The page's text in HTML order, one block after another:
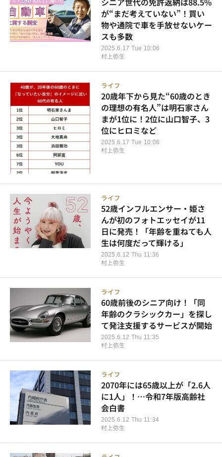
2025.6.17 Tue 10:06
が“まだ考えていない”！買い
物や通院で車を手放せないケー
スも多数
村上弥生
ライフ
2025.6.17 Tue 10:06
20歳年下から見た“60歳のとき
の理想の有名人”は明石家さん
まが1位に！2位に山口智子、3
位にヒロミなど
村上弥生
ライフ
2025.6.12 Thu 11:36
52歳インフルエンサー・姫さ
んが初のフォトエッセイが11
日に発売！「年齢を重ねても人
生は何度だって輝ける」
村上弥生
ライフ
2025.6.12 Thu 11:35
60歳前後のシニア向け！「同
年齢のクラシックカー」を探し
て発注支援するサービスが開始
村上弥生
ライフ
2025.6.12 Thu 11:34
2070年には65歳以上が「2.6人
に1人」！…令和7年版高齢社
会白書
村上弥生